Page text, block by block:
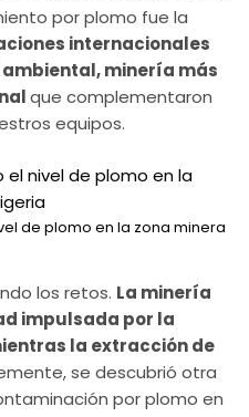
por plomo fue la
internacionales
minería más
que complementaron
equipos.
de plomo en la zona minera
los retos. La minería
impulsada por la
la extracción de
se descubrió otra
por plomo en